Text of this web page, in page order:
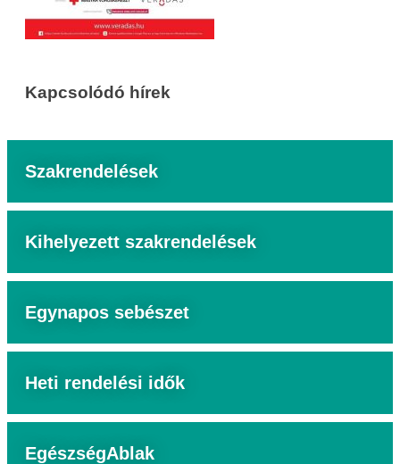
Kapcsolódó hírek
Szakrendelések
Kihelyezett szakrendelések
Egynapos sebészet
Heti rendelési idők
EgészségAblak